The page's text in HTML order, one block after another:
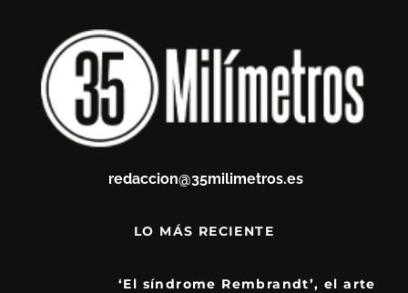
redaccion@35milimetros.es
LO MÁS RECIENTE
‘El síndrome Rembrandt’, el arte